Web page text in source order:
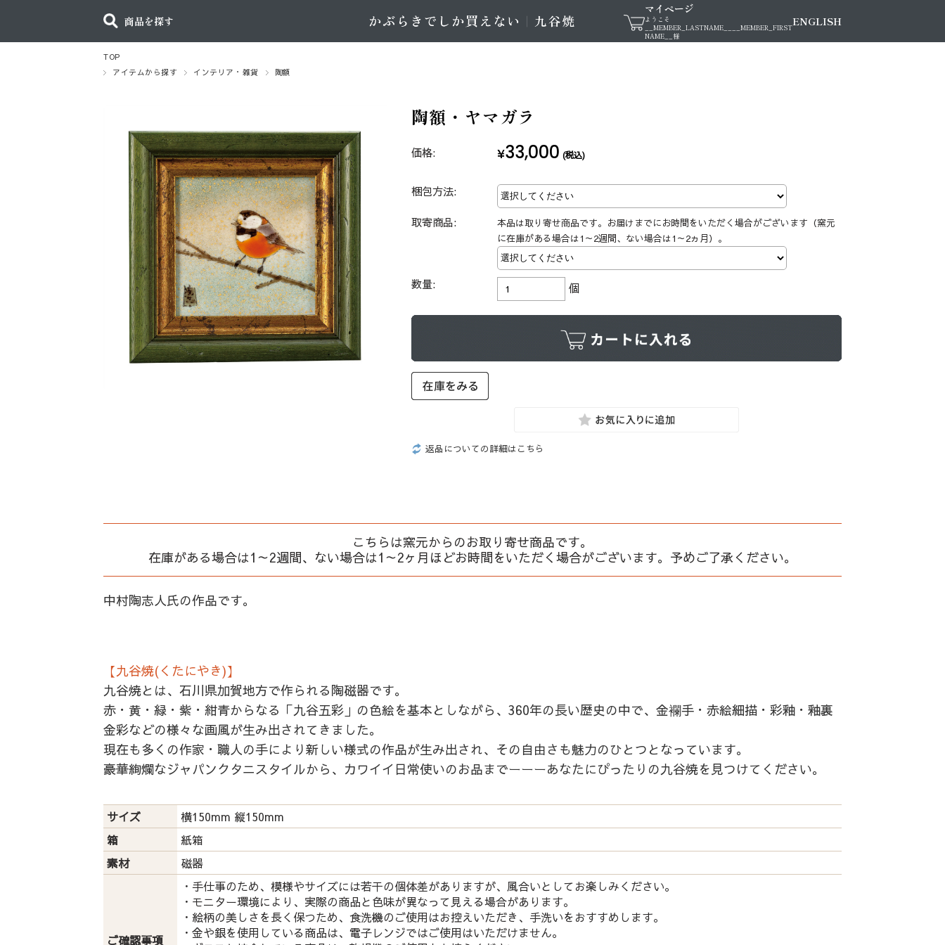
商品を探す
マイページ
ようこそ
__MEMBER_LASTNAME__
__MEMBER_FIRST
NAME__ 様
ENGLISH
TOP
アイテムから探す
インテリア・雑貨 陶額
陶額・ヤマガラ
価格: ¥33,000 (税込)
梱包方法:
取寄商品:
本品は取り寄せ商品です。お届けまでにお時間をいただく場合がございます（窯元
に在庫がある場合は1～2週間、ない場合は1～2ヵ月）。
数量: 個
返品についての詳細はこちら
こちらは窯元からのお取り寄せ商品です。
在庫がある場合は1～2週間、ない場合は1～2ヶ月ほどお時間をいただく場合がございます。予めご了承ください。
中村陶志人氏の作品です。
【九谷焼(くたにやき)】
九谷焼とは、石川県加賀地方で作られる陶磁器です。
赤・黄・緑・紫・紺青からなる「九谷五彩」の色絵を基本としながら、360年の長い歴史の中で、金襴手・赤絵細描・彩釉・釉裏
金彩などの様々な画風が生み出されてきました。
現在も多くの作家・職人の手により新しい様式の作品が生み出され、その自由さも魅力のひとつとなっています。
豪華絢爛なジャパンクタニスタイルから、カワイイ日常使いのお品までーーーあなたにぴったりの九谷焼を見つけてください。
サイズ
横150mm 縦150mm
箱
紙箱
素材
磁器
ご確認事項
・手仕事のため、模様やサイズには若干の個体差がありますが、風合いとしてお楽しみください。
・モニター環境により、実際の商品と色味が異なって見える場合があります。
・絵柄の美しさを長く保つため、食洗機のご使用はお控えいただき、手洗いをおすすめします。
・金や銀を使用している商品は、電子レンジではご使用はいただけません。